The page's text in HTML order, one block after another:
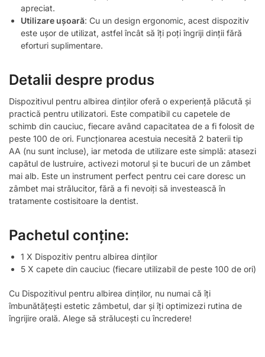
apreciat.
Utilizare ușoară: Cu un design ergonomic, acest dispozitiv
este ușor de utilizat, astfel încât să îți poți îngriji dinții fără
eforturi suplimentare.
Detalii despre produs
Dispozitivul pentru albirea dinților oferă o experiență plăcută și
practică pentru utilizatori. Este compatibil cu capetele de
schimb din cauciuc, fiecare având capacitatea de a fi folosit de
peste 100 de ori. Funcționarea acestuia necesită 2 baterii tip
AA (nu sunt incluse), iar metoda de utilizare este simplă: atasezi
capătul de lustruire, activezi motorul și te bucuri de un zâmbet
mai alb. Este un instrument perfect pentru cei care doresc un
zâmbet mai strălucitor, fără a fi nevoiți să investească în
tratamente costisitoare la dentist.
Pachetul conține:
1 X Dispozitiv pentru albirea dinților
5 X capete din cauciuc (fiecare utilizabil de peste 100 de ori)
Cu Dispozitivul pentru albirea dinților, nu numai că îți
îmbunătățești estetic zâmbetul, dar și îți optimizezi rutina de
îngrijire orală. Alege să strălucești cu încredere!